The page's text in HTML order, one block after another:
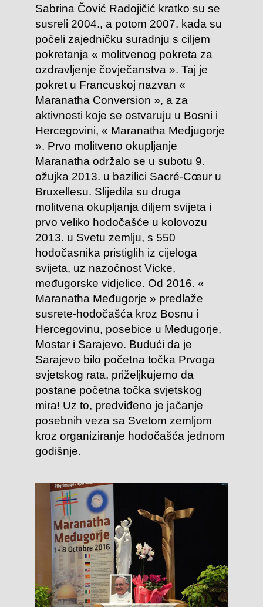
Sabrina Čović Radojičić kratko su se
susreli 2004., a potom 2007. kada su
počeli zajedničku suradnju s ciljem
pokretanja « molitvenog pokreta za
ozdravljenje čovječanstva ». Taj je
pokret u Francuskoj nazvan «
Maranatha Conversion », a za
aktivnosti koje se ostvaruju u Bosni i
Hercegovini, « Maranatha Medjugorje
». Prvo molitveno okupljanje
Maranatha održalo se u subotu 9.
ožujka 2013. u bazilici Sacré-Cœur u
Bruxellesu. Slijedila su druga
molitvena okupljanja diljem svijeta i
prvo veliko hodočašće u kolovozu
2013. u Svetu zemlju, s 550
hodočasnika pristiglih iz cijeloga
svijeta, uz nazočnost Vicke,
međugorske vidjelice. Od 2016. «
Maranatha Međugorje » predlaže
susrete-hodočašća kroz Bosnu i
Hercegovinu, posebice u Međugorje,
Mostar i Sarajevo. Budući da je
Sarajevo bilo početna točka Prvoga
svjetskog rata, priželjkujemo da
postane početna točka svjetskog
mira! Uz to, predviđeno je jačanje
posebnih veza sa Svetom zemljom
kroz organiziranje hodočašća jednom
godišnje.